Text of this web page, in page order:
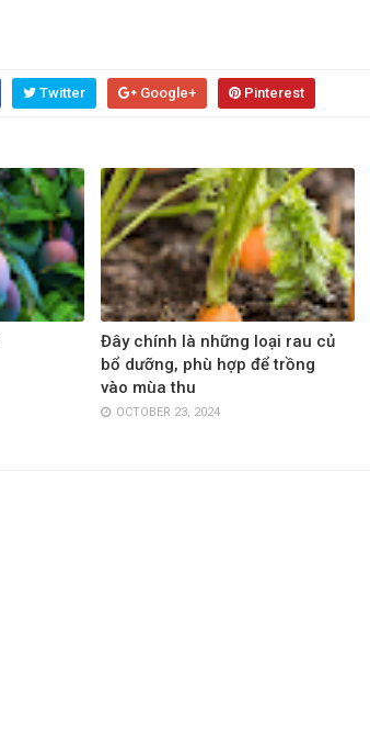
Twitter Google+ Pinterest
Đây chính là những loại rau củ
bổ dưỡng, phù hợp để trồng
vào mùa thu
OCTOBER 23, 2024